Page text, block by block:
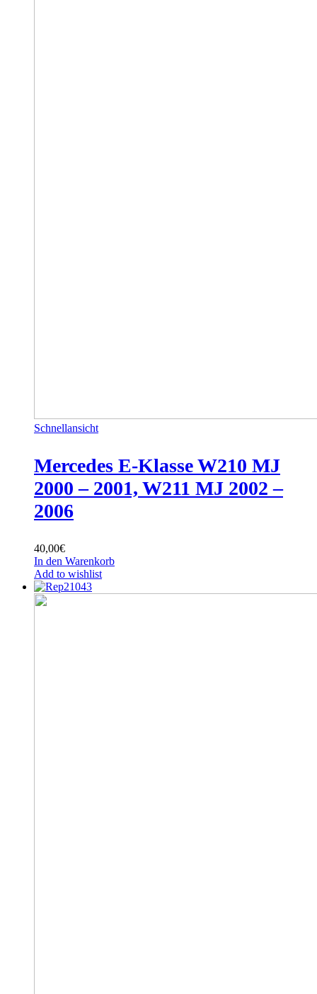
Schnellansicht
Mercedes E-Klasse W210 MJ
2000 – 2001, W211 MJ 2002 –
2006
40,00€
In den Warenkorb
Add to wishlist